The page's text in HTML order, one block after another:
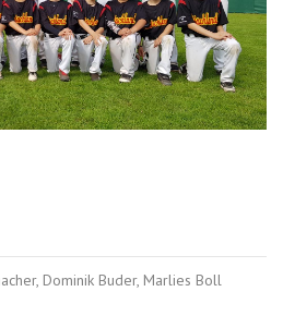
Dominik Buder, Marlies Boll